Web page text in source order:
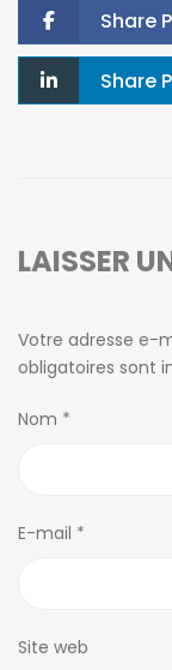
Share
Share
LAISSER
Votre adresse e-
obligatoires sont
Nom *
E-mail *
Site web